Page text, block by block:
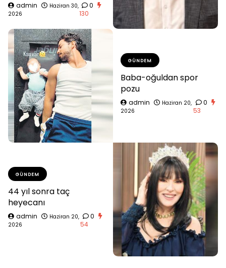
admin
Haziran 30,
2026
0
130
GÜNDEM
Baba-oğuldan spor
pozu
admin
Haziran 20,
2026
0
53
GÜNDEM
44 yıl sonra taç
heyecanı
admin
Haziran 20,
2026
0
54